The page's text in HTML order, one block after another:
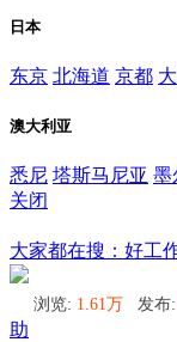
日本
东京 北海道 京都
澳大利亚
悉尼 塔斯马尼亚 墨
关闭
大家都在搜：好工
浏览: 1.61万 发布:
助